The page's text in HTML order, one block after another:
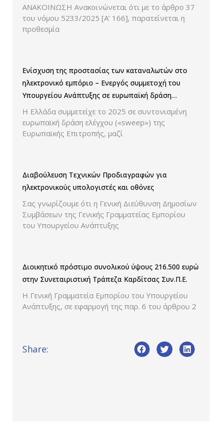
Παραγωγής και Εμπορίας Φαρμάκων
ΑΝΑΚΟΙΝΩΣΗ Ανακοινώνεται ότι με το άρθρο 37
του νόμου 5233/2025 [Α’ 166], παρατείνεται η
προθεσμία
Ενίσχυση της προστασίας των καταναλωτών στο
ηλεκτρονικό εμπόριο – Ενεργός συμμετοχή του
Υπουργείου Ανάπτυξης σε ευρωπαϊκή δράση
ελέγχου παρουσίασης των τιμών και των
εκπτώσεων.
Η Ελλάδα συμμετείχε το 2025 σε συντονισμένη
ευρωπαϊκή δράση ελέγχου («sweep») της
Ευρωπαϊκής Επιτροπής, μαζί
Διαβούλευση Τεχνικών Προδιαγραφών για
ηλεκτρονικούς υπολογιστές και οθόνες
Σας γνωρίζουμε ότι η Γενική Διεύθυνση Δημοσίων
Συμβάσεων της Γενικής Γραμματείας Εμπορίου
του Υπουργείου Ανάπτυξης
Διοικητικό πρόστιμο συνολικού ύψους 216.500 ευρώ
στην Συνεταιριστική Τράπεζα Καρδίτσας Συν.Π.Ε.
Η Γενική Γραμματεία Εμπορίου του Υπουργείου
Ανάπτυξης, σε εφαρμογή της παρ. 6 του άρθρου 2
Share: